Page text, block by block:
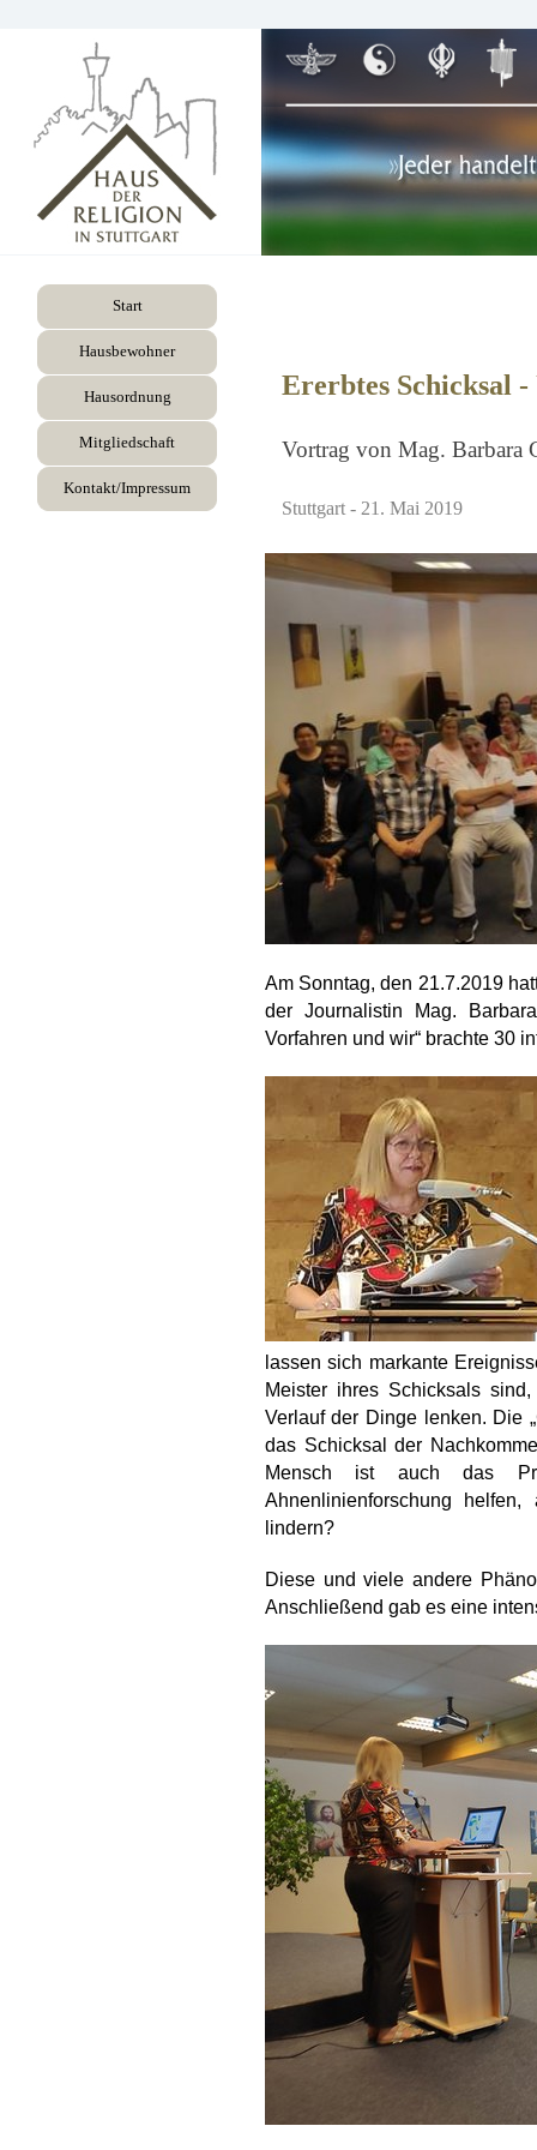
Start
Hausbewohner
Hausordnung
Mitgliedschaft
Kontakt/Impressum
Ererbtes Schicksal
Vortrag von Mag. Barbara
Stuttgart - 21. Mai 2019
Am Sonntag, den 21.7.2019
der Journalistin Mag.
Vorfahren und wir“ brachte 30
lassen sich markante
Meister ihres Schicksals
Verlauf der Dinge lenken. Die
das Schicksal der
Mensch ist auch das
Ahnenlinienforschung
lindern?
Diese und viele andere
Anschließend gab es eine